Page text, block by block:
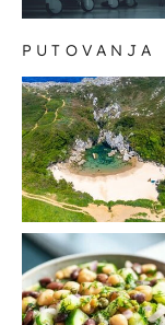
PUTOVANJA